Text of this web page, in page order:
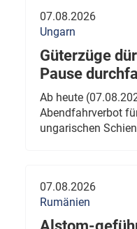
07.08.2026
Ungarn
Güterzüge
Pause
Ab heute
Abendfahrverbot
ungarischen
07.08.2026
Rumänien